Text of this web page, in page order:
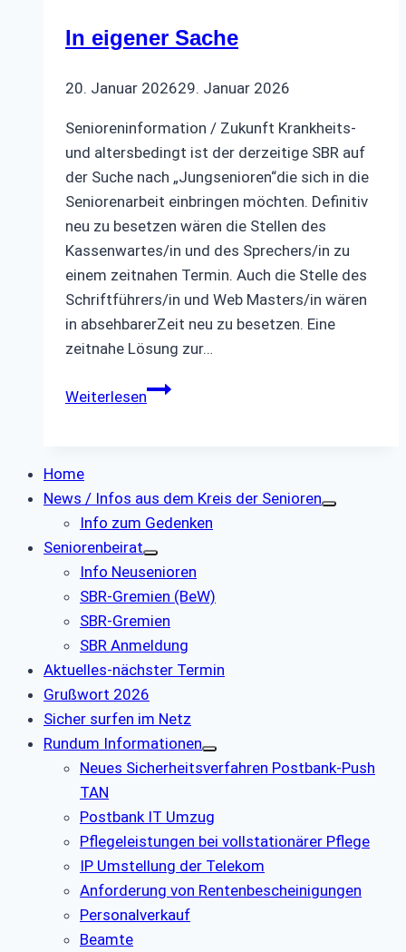
In eigener Sache
20. Januar 202629. Januar 2026
Senioreninformation / Zukunft Krankheits-
und altersbedingt ist der derzeitige SBR auf
der Suche nach „Jungsenioren“die sich in die
Seniorenarbeit einbringen möchten. Definitiv
neu zu besetzen wären die Stellen des
Kassenwartes/in und des Sprechers/in zu
einem zeitnahen Termin. Auch die Stelle des
Schriftführers/in und Web Masters/in wären
in absehbarerZeit neu zu besetzen. Eine
zeitnahe Lösung zur…
WeiterlesenIn
Home
News / Infos aus dem Kreis der Senioren
Info zum Gedenken
Seniorenbeirat
Info Neusenioren
SBR-Gremien (BeW)
SBR-Gremien
SBR Anmeldung
Aktuelles-nächster Termin
Grußwort 2026
Sicher surfen im Netz
Rundum Informationen
Neues Sicherheitsverfahren Postbank-Push
TAN
Postbank IT Umzug
Pflegeleistungen bei vollstationärer Pflege
IP Umstellung der Telekom
Anforderung von Rentenbescheinigungen
Personalverkauf
Beamte